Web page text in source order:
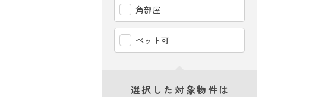
角部屋
ペット可
選択した対象物件は